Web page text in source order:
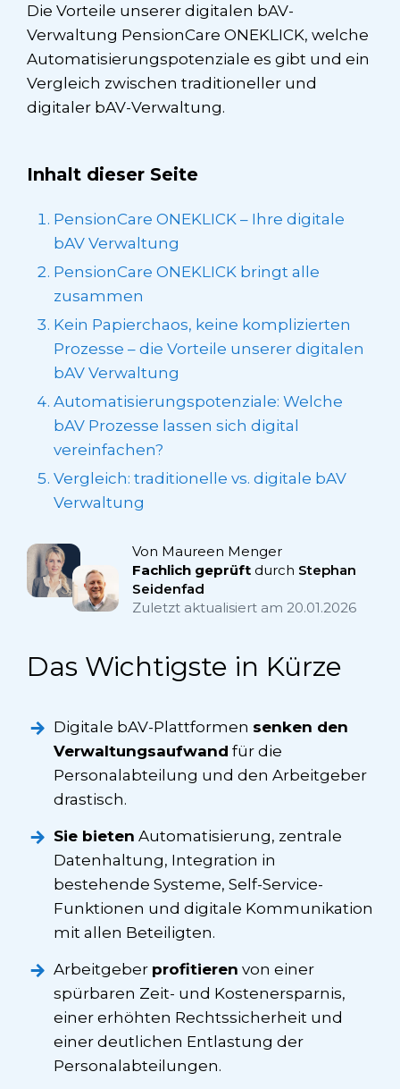
Die Vorteile unserer digitalen bAV-
Verwaltung PensionCare ONEKLICK, welche
Automatisierungspotenziale es gibt und ein
Vergleich zwischen traditioneller und
digitaler bAV-Verwaltung.
Inhalt dieser Seite
PensionCare ONEKLICK – Ihre digitale
bAV Verwaltung
PensionCare ONEKLICK bringt alle
zusammen
Kein Papierchaos, keine komplizierten
Prozesse – die Vorteile unserer digitalen
bAV Verwaltung
Automatisierungspotenziale: Welche
bAV Prozesse lassen sich digital
vereinfachen?
Vergleich: traditionelle vs. digitale bAV
Verwaltung
Von Maureen Menger
Fachlich geprüft durch Stephan
Seidenfad
Zuletzt aktualisiert am 20.01.2026
Das Wichtigste in Kürze
Digitale bAV-Plattformen senken den
Verwaltungsaufwand für die
Personalabteilung und den Arbeitgeber
drastisch.
Sie bieten Automatisierung, zentrale
Datenhaltung, Integration in
bestehende Systeme, Self-Service-
Funktionen und digitale Kommunikation
mit allen Beteiligten.
Arbeitgeber profitieren von einer
spürbaren Zeit- und Kostenersparnis,
einer erhöhten Rechtssicherheit und
einer deutlichen Entlastung der
Personalabteilungen.